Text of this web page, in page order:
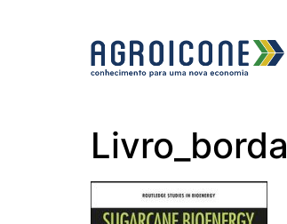
Livro_borda